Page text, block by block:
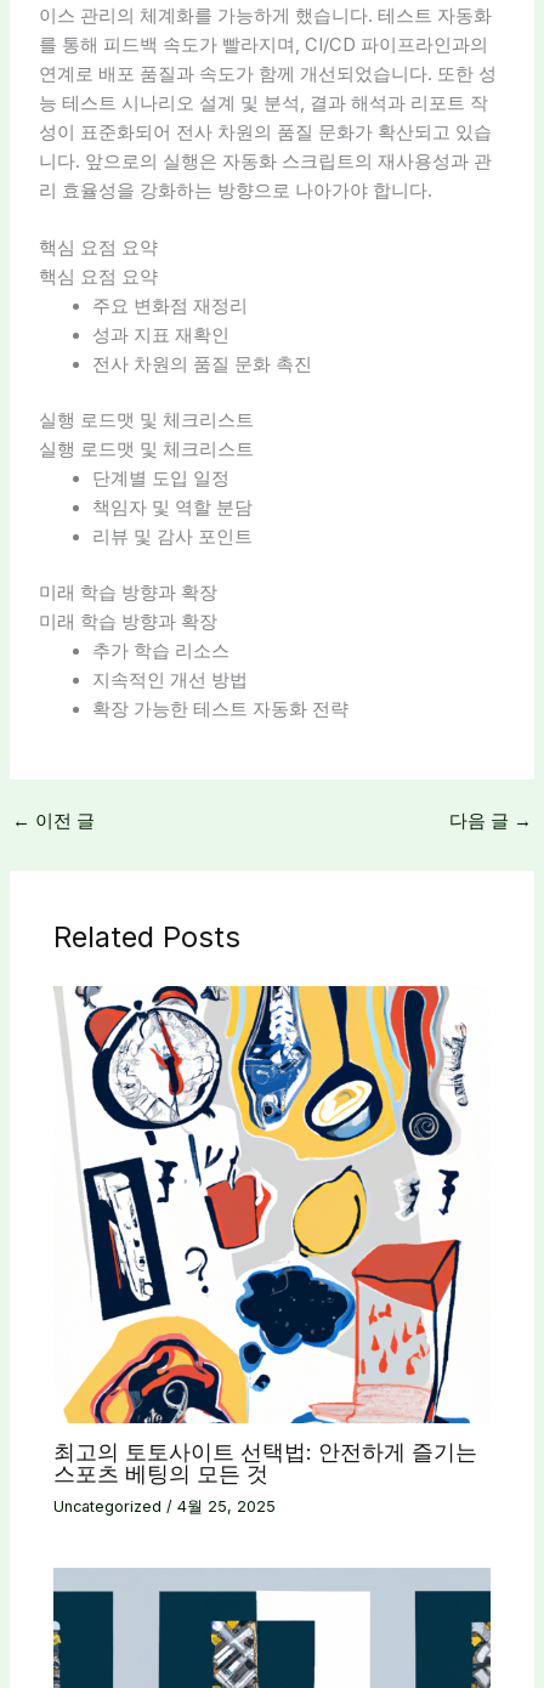
이스 관리의 체계화를 가능하게 했습니다. 테스트 자동화
를 통해 피드백 속도가 빨라지며, CI/CD 파이프라인과의
연계로 배포 품질과 속도가 함께 개선되었습니다. 또한 성
능 테스트 시나리오 설계 및 분석, 결과 해석과 리포트 작
성이 표준화되어 전사 차원의 품질 문화가 확산되고 있습
니다. 앞으로의 실행은 자동화 스크립트의 재사용성과 관
리 효율성을 강화하는 방향으로 나아가야 합니다.
핵심 요점 요약
핵심 요점 요약
주요 변화점 재정리
성과 지표 재확인
전사 차원의 품질 문화 촉진
실행 로드맷 및 체크리스트
실행 로드맷 및 체크리스트
단계별 도입 일정
책임자 및 역할 분담
리뷰 및 감사 포인트
미래 학습 방향과 확장
미래 학습 방향과 확장
추가 학습 리소스
지속적인 개선 방법
확장 가능한 테스트 자동화 전략
← 이전 글 다음 글 →
Related Posts
최고의 토토사이트 선택법: 안전하게 즐기는
스포츠 베팅의 모든 것
Uncategorized /4월 25, 2025